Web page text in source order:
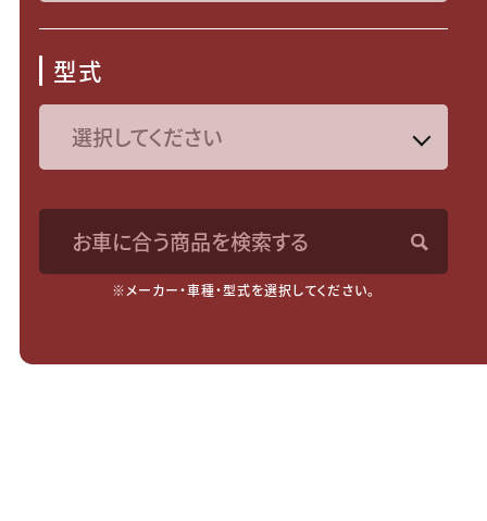
型式
お車に合う商品を検索する
※メーカー・車種・型式を選択してください。